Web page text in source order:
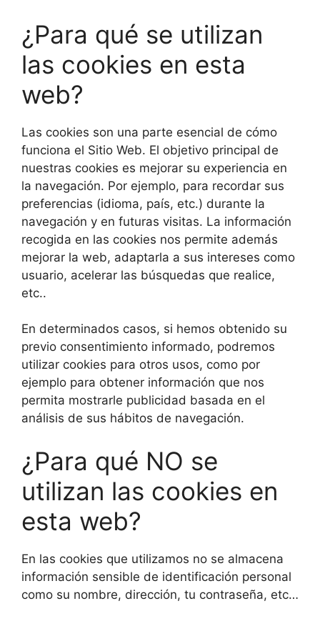
¿Para qué se utilizan
las cookies en esta
web?
Las cookies son una parte esencial de cómo
funciona el Sitio Web. El objetivo principal de
nuestras cookies es mejorar su experiencia en
la navegación. Por ejemplo, para recordar sus
preferencias (idioma, país, etc.) durante la
navegación y en futuras visitas. La información
recogida en las cookies nos permite además
mejorar la web, adaptarla a sus intereses como
usuario, acelerar las búsquedas que realice,
etc..
En determinados casos, si hemos obtenido su
previo consentimiento informado, podremos
utilizar cookies para otros usos, como por
ejemplo para obtener información que nos
permita mostrarle publicidad basada en el
análisis de sus hábitos de navegación.
¿Para qué NO se
utilizan las cookies en
esta web?
En las cookies que utilizamos no se almacena
información sensible de identificación personal
como su nombre, dirección, tu contraseña, etc…